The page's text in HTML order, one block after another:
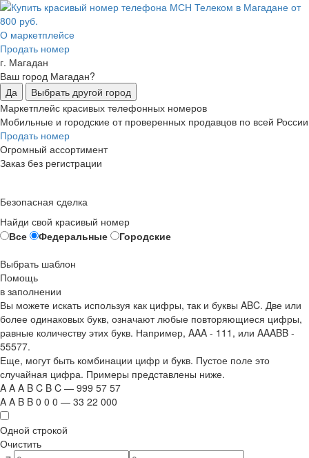
О маркетплейсе
Продать номер
г. Магадан
Ваш город Магадан?
Да
Выбрать другой город
Маркетплейс красивых телефонных номеров
Мобильные и городские от проверенных продавцов по всей России
Продать номер
Огромный ассортимент
Заказ без регистрации
Безопасная сделка
Найди свой красивый номер
Все
Федеральные
Городские
Выбрать шаблон
Помощь
в заполнении
Вы можете искать используя как цифры, так и буквы ABC. Две или
более одинаковых букв, означают любые повторяющиеся цифры,
равные количеству этих букв. Например, AAA - 111 , или AAABB -
55577.
Еще, могут быть комбинации цифр и букв. Пустое поле это
случайная цифра. Примеры представлены ниже.
A A A B C B C — 999 57 57
A A B B 0 0 0 — 33 22 000
Одной строкой
Очистить